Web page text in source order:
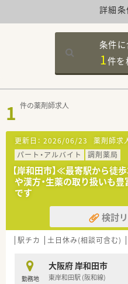
詳細
条件
1件を
1 件の薬剤師求人
更新日： 2026/06/23 薬剤師求
パート・アルバイト
調剤薬局
【岸和田市】≪最寄駅から徒
や漢方・生薬の取り扱いも
です
検討
駅チカ 土日休み(相談可含む)
勤務地
大阪府 岸和田市
東岸和田駅 (阪和線)